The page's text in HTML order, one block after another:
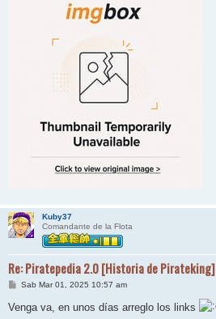
Kuby37
Comandante de la Flota
Re: Piratepedia 2.0 [Historia de Pirateking]
M
s
Sab Mar 01, 2025 10:57 am
Venga va, en unos días arreglo los links